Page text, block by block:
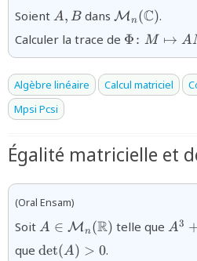
Soient {A,B}
A, B dans{{\mathcal
Mn(C).
Calculer la trace de \Phi\colon
Φ: M ↦ A
Algèbre linéaire Calcul matriciel
Mpsi Pcsi
Égalité matricielle et
(Oral Ensam)
Soit {A\in{\mathcal
M}_n(\mathbb{R})}
A ∈ Mn (R) telle que A3
que {\det(A)>0}
det(A) > 0.